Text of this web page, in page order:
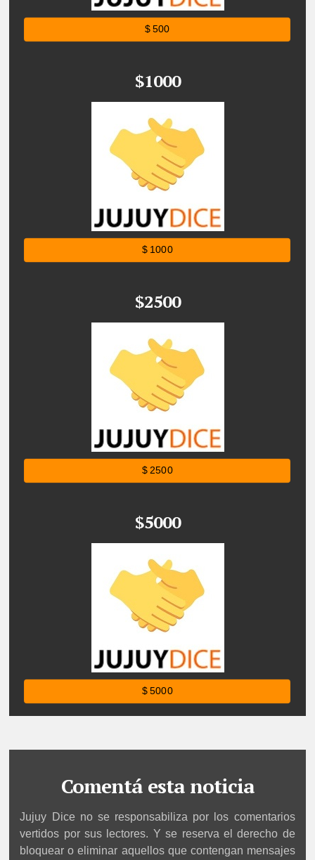
$ 500
$1000
$ 1000
$2500
$ 2500
$5000
$ 5000
Comentá esta noticia
Jujuy Dice no se responsabiliza por los comentarios
vertidos por sus lectores. Y se reserva el derecho de
bloquear o eliminar aquellos que contengan mensajes